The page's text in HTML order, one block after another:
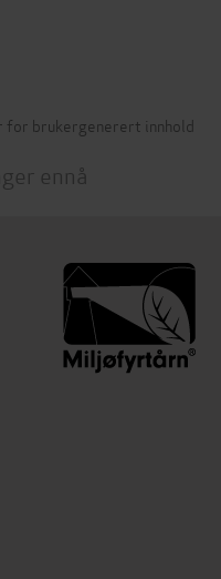
for brukergenerert innhold
ennå